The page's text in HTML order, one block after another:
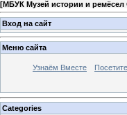
[МБУК Музей истории и ремёсел
Вход на сайт
Меню сайта
Узнаём Вместе
Categories